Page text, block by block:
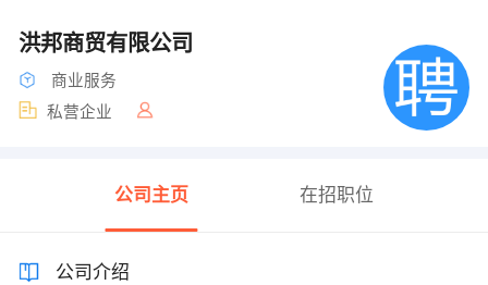
洪邦商贸有限公司
商业服务
私营企业
公司主页 在招职位
公司介绍